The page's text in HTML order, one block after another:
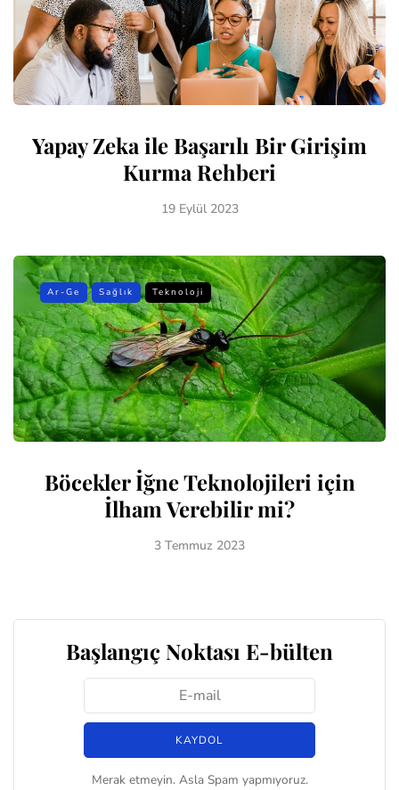
Yapay Zeka ile Başarılı Bir Girişim
Kurma Rehberi
19 Eylül 2023
Ar-Ge Sağlık Teknoloji
Böcekler İğne Teknolojileri için
İlham Verebilir mi?
3 Temmuz 2023
Başlangıç Noktası E-bülten
Merak etmeyin. Asla Spam yapmıyoruz.